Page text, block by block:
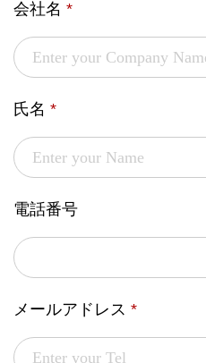
会社名 *
氏名 *
電話番号
メールアドレス *